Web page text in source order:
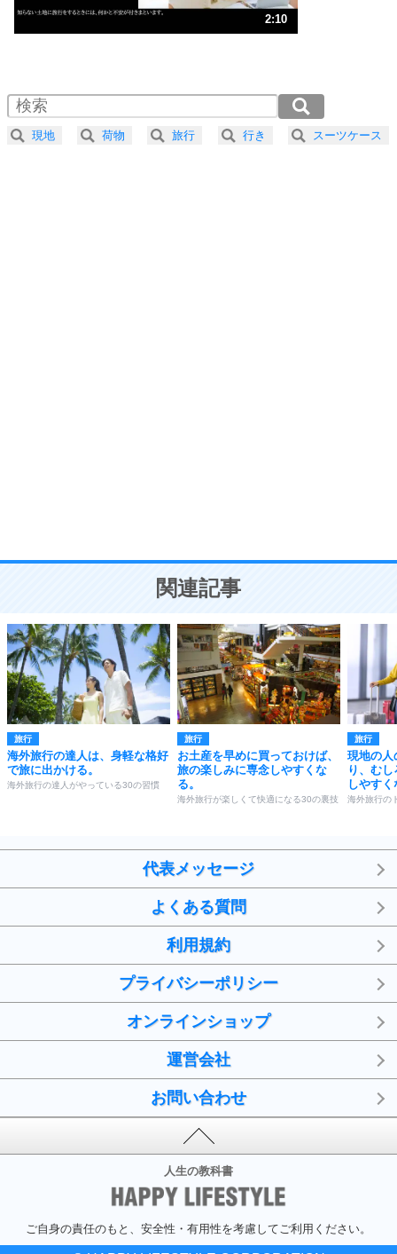
人生、なんとかなるもの。
気楽に生きる30の方法
4 器の大きい人は、怒りを優しさで表現する。
プラス思考
ことが大切。
2:10
2.0倍速 （255KB 1分5秒）
2.5倍速 （205KB 52秒）
3.0倍速 （171KB 43秒）
現地 荷物 旅行 行き スーツケース
関連記事
旅行
海外旅行の達人は、身軽な格好
で旅に出かける。
海外旅行の達人がやっている30の習慣
旅行
お土産を早めに買っておけば、
旅の楽しみに専念しやすくな
る。
海外旅行が楽しくて快適になる30の裏技
旅行
現地の人
り、む
しやすく
海外旅行の
代表メッセージ
よくある質問
利用規約
プライバシーポリシー
オンラインショップ
運営会社
お問い合わせ
人生の教科書
ご自身の責任のもと、安全性・有用性を考慮してご利用ください。